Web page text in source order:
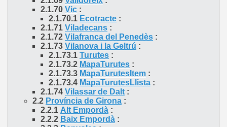
2.1.70 Vic :
2.1.70.1 Ecotracte :
2.1.71 Viladecans :
2.1.72 Vilafranca del Penedès :
2.1.73 Vilanova i la Geltrú :
2.1.73.1 Turutes :
2.1.73.2 MapaTurutes :
2.1.73.3 MapaTurutesItem :
2.1.73.4 MapaTurutesLlista :
2.1.74 Vilassar de Dalt :
2.2 Província de Girona :
2.2.1 Alt Empordà :
2.2.2 Baix Empordà :